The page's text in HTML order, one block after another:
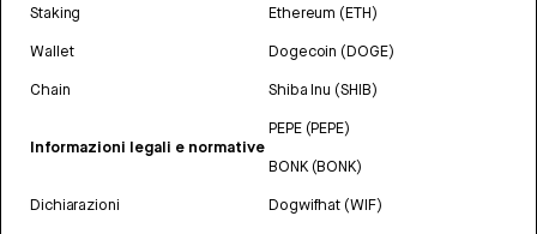
Staking
Wallet
Chain
Informazioni legali e normative
Dichiarazioni
Ethereum (ETH)
Dogecoin (DOGE)
Shiba Inu (SHIB)
PEPE (PEPE)
BONK (BONK)
Dogwifhat (WIF)